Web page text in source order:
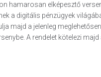
hamarosan elképesztő
a digitális pénzügyek
majd a jelenleg meglehetősen
A rendelet kötelezi majd